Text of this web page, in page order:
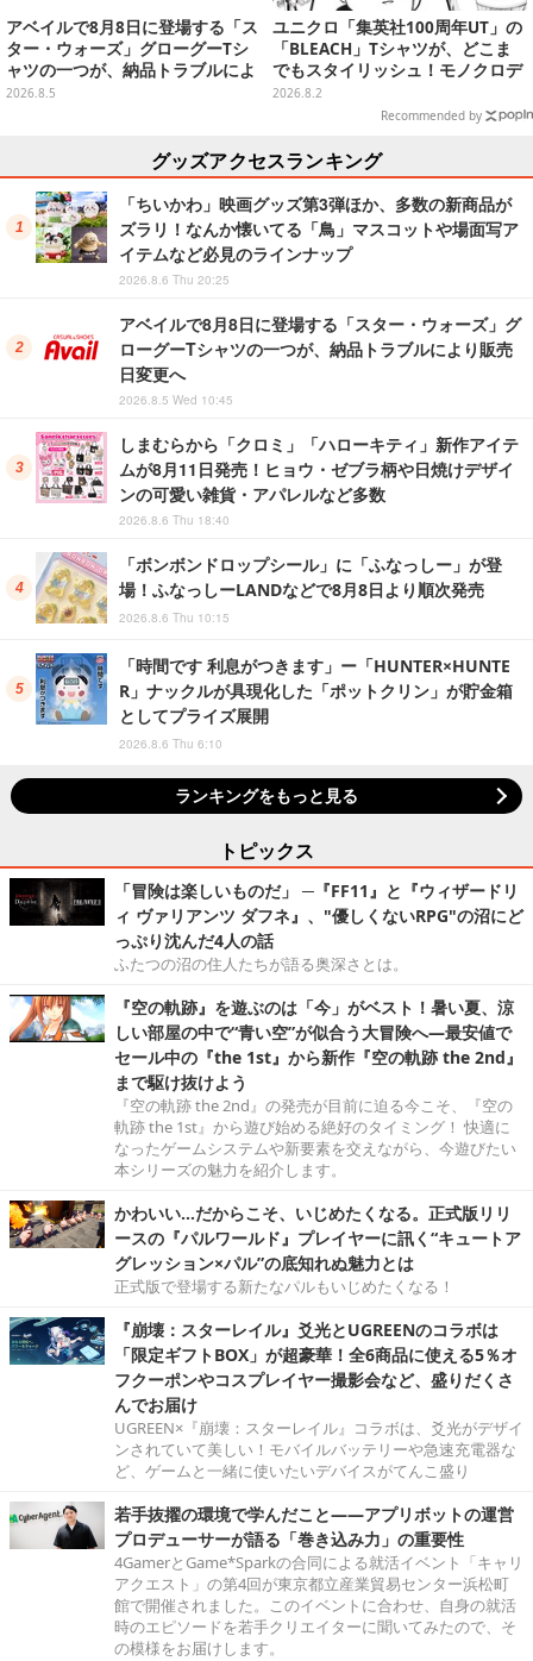
アベイルで8月8日に登場する「ス
ター・ウォーズ」グローグーTシ
ャツの一つが、納品トラブルによ
り販売日変更へ
2026.8.5
ユニクロ「集英社100周年UT」の
「BLEACH」Tシャツが、どこま
でもスタイリッシュ！モノクロデ
ザインもクール
2026.8.2
Recommended by
グッズアクセスランキング
「ちいかわ」映画グッズ第3弾ほか、多数の新商品が
ズラリ！なんか懐いてる「鳥」マスコットや場面写ア
イテムなど必見のラインナップ
2026.8.6 Thu 20:25
アベイルで8月8日に登場する「スター・ウォーズ」グ
ローグーTシャツの一つが、納品トラブルにより販売
日変更へ
2026.8.5 Wed 10:45
しまむらから「クロミ」「ハローキティ」新作アイテ
ムが8月11日発売！ヒョウ・ゼブラ柄や日焼けデザイ
ンの可愛い雑貨・アパレルなど多数
2026.8.6 Thu 18:40
「ボンボンドロップシール」に「ふなっしー」が登
場！ふなっしーLANDなどで8月8日より順次発売
2026.8.6 Thu 10:15
「時間です 利息がつきます」ー「HUNTER×HUNTE
R」ナックルが具現化した「ポットクリン」が貯金箱
としてプライズ展開
2026.8.6 Thu 6:10
ランキングをもっと見る
トピックス
「冒険は楽しいものだ」 ─『FF11』と『ウィザードリ
ィ ヴァリアンツ ダフネ』、"優しくないRPG"の沼にど
っぷり沈んだ4人の話
ふたつの沼の住人たちが語る奥深さとは。
『空の軌跡』を遊ぶのは「今」がベスト！暑い夏、涼
しい部屋の中で“青い空”が似合う大冒険へ―最安値で
セール中の『the 1st』から新作『空の軌跡 the 2nd』
まで駆け抜けよう
『空の軌跡 the 2nd』の発売が目前に迫る今こそ、『空の
軌跡 the 1st』から遊び始める絶好のタイミング！ 快適に
なったゲームシステムや新要素を交えながら、今遊びたい
本シリーズの魅力を紹介します。
かわいい…だからこそ、いじめたくなる。正式版リリ
ースの『パルワールド』プレイヤーに訊く“キュートア
グレッション×パル”の底知れぬ魅力とは
正式版で登場する新たなパルもいじめたくなる！
『崩壊：スターレイル』爻光とUGREENのコラボは
「限定ギフトBOX」が超豪華！全6商品に使える5％オ
フクーポンやコスプレイヤー撮影会など、盛りだくさ
んでお届け
UGREEN×『崩壊：スターレイル』コラボは、爻光がデザイ
ンされていて美しい！モバイルバッテリーや急速充電器な
ど、ゲームと一緒に使いたいデバイスがてんこ盛り
若手抜擢の環境で学んだこと――アプリボットの運営
プロデューサーが語る「巻き込み力」の重要性
4GamerとGame*Sparkの合同による就活イベント「キャリ
アクエスト」の第4回が東京都立産業貿易センター浜松町
館で開催されました。このイベントに合わせ、自身の就活
時のエピソードを若手クリエイターに聞いてみたので、そ
の模様をお届けします。